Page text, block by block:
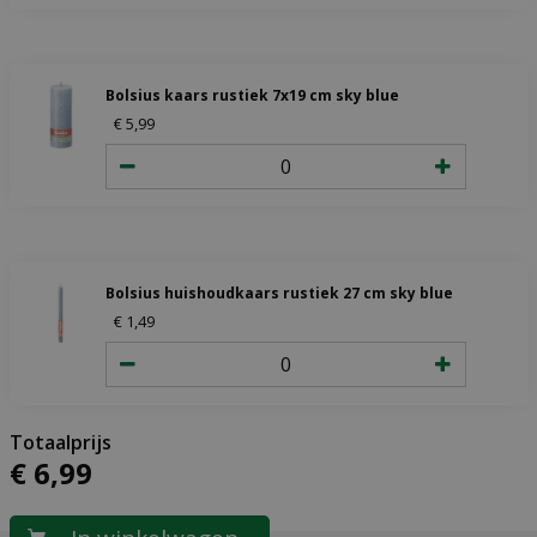
Bolsius kaars rustiek 7x19 cm sky blue
€5,99
Bolsius huishoudkaars rustiek 27 cm sky blue
€ 1,49
€ 6,99